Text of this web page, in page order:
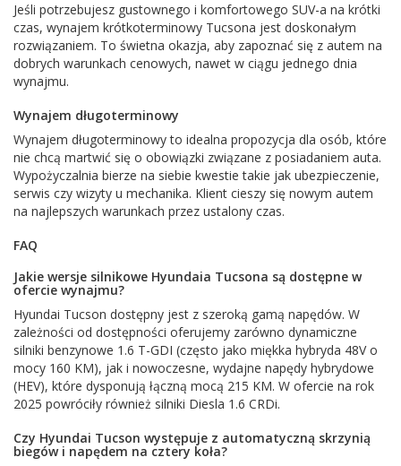
Jeśli potrzebujesz gustownego i komfortowego SUV-a na krótki
czas, wynajem krótkoterminowy Tucsona jest doskonałym
rozwiązaniem. To świetna okazja, aby zapoznać się z autem na
dobrych warunkach cenowych, nawet w ciągu jednego dnia
wynajmu.
Wynajem długoterminowy
Wynajem długoterminowy to idealna propozycja dla osób, które
nie chcą martwić się o obowiązki związane z posiadaniem auta.
Wypożyczalnia bierze na siebie kwestie takie jak ubezpieczenie,
serwis czy wizyty u mechanika. Klient cieszy się nowym autem
na najlepszych warunkach przez ustalony czas.
FAQ
Jakie wersje silnikowe Hyundaia Tucsona są dostępne w
ofercie wynajmu?
Hyundai Tucson dostępny jest z szeroką gamą napędów. W
zależności od dostępności oferujemy zarówno dynamiczne
silniki benzynowe 1.6 T-GDI (często jako miękka hybryda 48V o
mocy 160 KM), jak i nowoczesne, wydajne napędy hybrydowe
(HEV), które dysponują łączną mocą 215 KM. W ofercie na rok
2025 powróciły również silniki Diesla 1.6 CRDi.
Czy Hyundai Tucson występuje z automatyczną skrzynią
biegów i napędem na cztery koła?